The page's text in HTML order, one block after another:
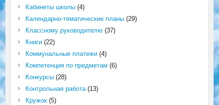
Кабинеты школы(4)
Календарно-тематические планы(29)
Классному руководителю(37)
Книги(22)
Коммунальные платежи(4)
Компетенция по предметам (6)
Конкурсы(28)
Контрольная работа(13)
Кружок(5)